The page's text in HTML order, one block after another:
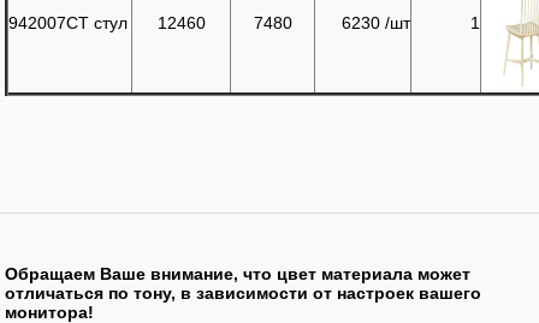
942007CT стул 12460 7480 6230 /шт 1
Обращаем Ваше внимание, что цвет материала может
отличаться по тону, в зависимости от настроек вашего
монитора!